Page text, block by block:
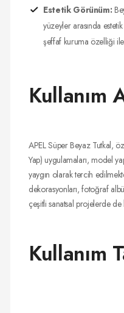
Estetik Görünüm:
yüzeyler arasında
şeffaf kuruma özelliği
Kullanım
APEL Süper Beyaz Tutkal,
Yap) uygulamaları, model
yaygın olarak tercih
dekorasyonları, fotoğraf
çeşitli sanatsal projelerde de
Kullanım